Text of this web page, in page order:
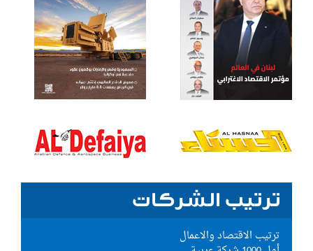
ترتيب الشركات
ترتيب الاقتصاد والاعمال